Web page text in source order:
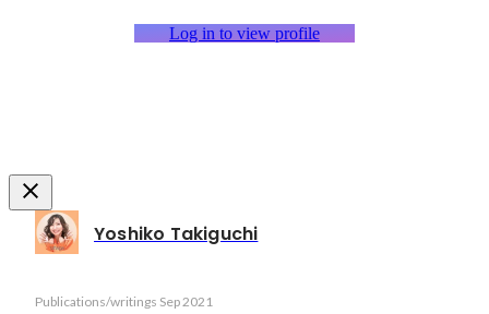
Log in to view profile
Yoshiko Takiguchi
Publications/writings Sep 2021